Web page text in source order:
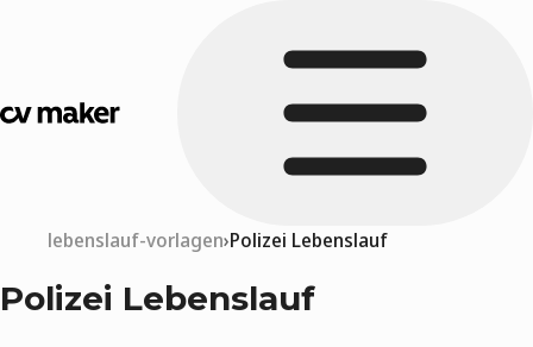
lebenslauf-vorlagen Polizei Lebenslauf
Polizei Lebenslauf